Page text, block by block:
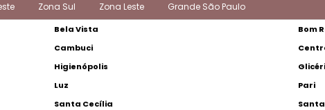
Zona Sul Zona Leste Grande São Paulo
Bela Vista
Bom
Cambuci
Higienópolis
Luz
Pari
Santa Cecília